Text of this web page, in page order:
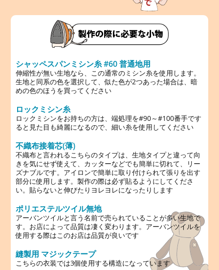
シャッペスパンミシン糸 #60 普通地用
伸縮性が無い生地なら、この通常のミシン糸を使用します。
生地と同系の色を選択して、似た色が2つあった場合は、暗
めの色のほうを買ってください
ロックミシン糸
ロックミシンをお持ちの方は、端処理を#90～#100番手です
ると見た目も綺麗になるので、細い糸を使用してください
不織布接着芯(薄)
不織布と言われるこちらのタイプは、生地タイプと違って向
きを気にせず使えて、カッターなどでも簡単に切れて、リー
ズナブルです。アイロンで簡単に取り付けられて張りを出す
部分に使用します。製作の際は必ず貼るようにしてくださ
い。貼らないと伸びたりヨレヨレになったりします
ポリエステルツイル無地
アーバンツイルと言う名前で売られていることが多い生地で
す。お店によって品質は凄く変わります。アーバンツイルを
使用する際はこのお店は品質が良いです
縫製用 マジックテープ
こちらの衣装では3個使用する構造になっています